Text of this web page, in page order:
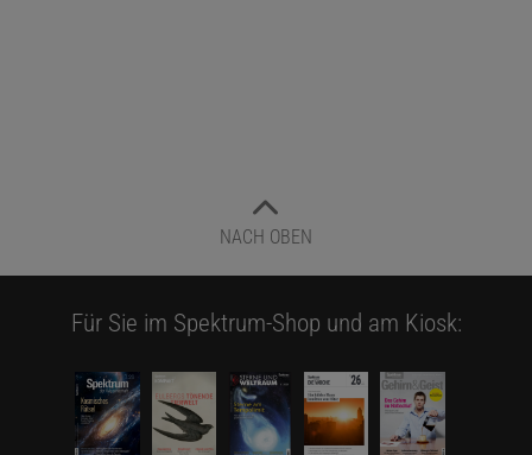
NACH OBEN
Für Sie im Spektrum-Shop und am Kiosk: